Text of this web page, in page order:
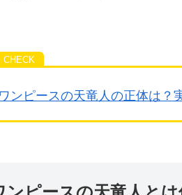
ワンピースの天竜人の正体は？